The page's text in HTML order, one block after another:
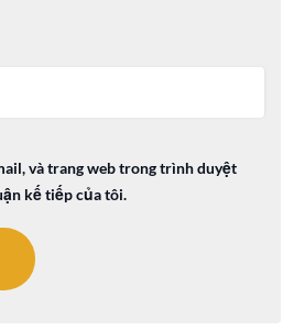
và trang web trong trình duyệt
kế tiếp của tôi.